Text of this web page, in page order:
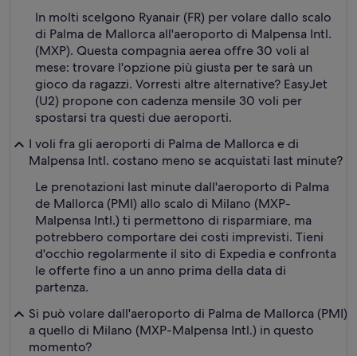
In molti scelgono Ryanair (FR) per volare dallo scalo
di Palma de Mallorca all'aeroporto di Malpensa Intl.
(MXP). Questa compagnia aerea offre 30 voli al
mese: trovare l'opzione più giusta per te sarà un
gioco da ragazzi. Vorresti altre alternative? EasyJet
(U2) propone con cadenza mensile 30 voli per
spostarsi tra questi due aeroporti.
I voli fra gli aeroporti di Palma de Mallorca e di
Malpensa Intl. costano meno se acquistati last minute?
Le prenotazioni last minute dall'aeroporto di Palma
de Mallorca (PMI) allo scalo di Milano (MXP-
Malpensa Intl.) ti permettono di risparmiare, ma
potrebbero comportare dei costi imprevisti. Tieni
d'occhio regolarmente il sito di Expedia e confronta
le offerte fino a un anno prima della data di
partenza.
Si può volare dall'aeroporto di Palma de Mallorca (PMI)
a quello di Milano (MXP-Malpensa Intl.) in questo
momento?